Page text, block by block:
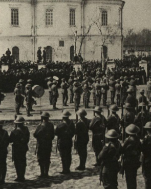
Наследники
Главная Галерея Храмы-мученики
Свято-